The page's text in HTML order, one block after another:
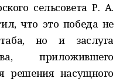
сельсовета Р. А.
что это победа не
но и заслуга
приложившего
решения насущного